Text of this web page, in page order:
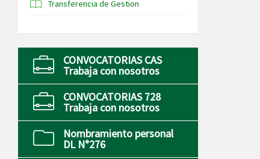
Transferencia de Gestion
CONVOCATORIAS CAS
Trabaja con nosotros
CONVOCATORIAS 728
Trabaja con nosotros
Nombramiento personal
DL N°276